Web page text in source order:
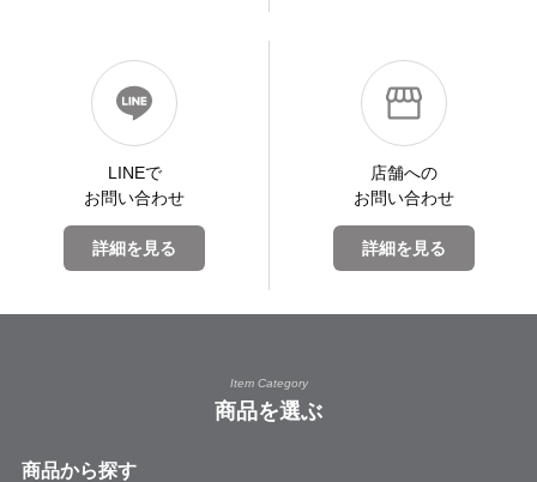
LINEで
お問い合わせ
詳細を見る
店舗への
お問い合わせ
詳細を見る
Item Category
商品を選ぶ
商品から探す